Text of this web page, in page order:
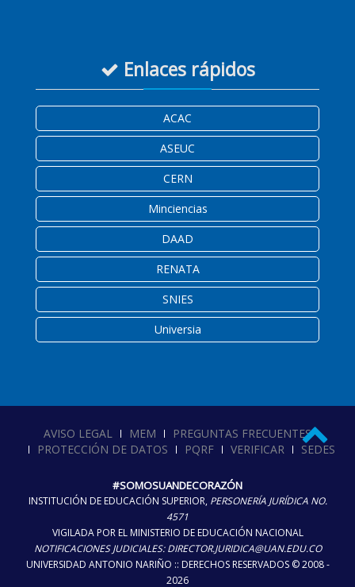
Enlaces rápidos
ACAC
ASEUC
CERN
Minciencias
DAAD
RENATA
SNIES
Universia
AVISO LEGAL MEM
PREGUNTAS FRECUENTES
PROTECCIÓN DE DATOS
PQRF VERIFICAR SEDES
#SOMOSUANDECORAZÓN
INSTITUCIÓN DE EDUCACIÓN SUPERIOR, PERSONERÍA JURÍDICA NO.
4571
VIGILADA POR EL MINISTERIO DE EDUCACIÓN NACIONAL
NOTIFICACIONES JUDICIALES: DIRECTOR.JURIDICA@UAN.EDU.CO
UNIVERSIDAD ANTONIO NARIÑO :: DERECHOS RESERVADOS © 2008 -
2026